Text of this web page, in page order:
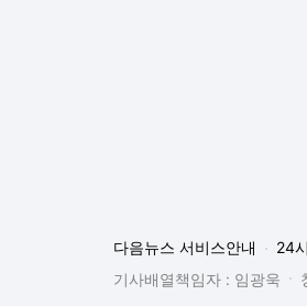
다음뉴스 서비스안내 24
기사배열책임자 : 임광욱